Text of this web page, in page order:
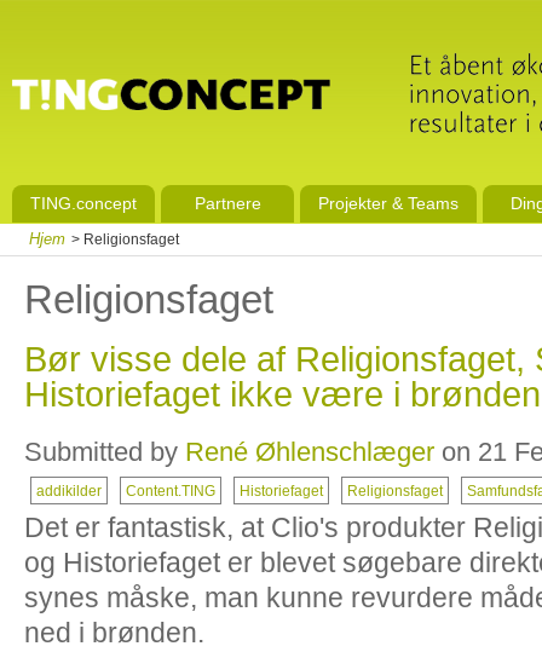
TING.concept Partnere Projekter & Teams
Hjem > Religionsfaget
Religionsfaget
Bør visse dele af Religionsfaget,
Historiefaget ikke være i
Submitted by René Øhlenschlæger on 21
addikilder Content.TING Historiefaget Religionsfaget
Det er fantastisk, at Clio's produkter
og Historiefaget er blevet søgebare
synes måske, man kunne revurdere
ned i brønden.